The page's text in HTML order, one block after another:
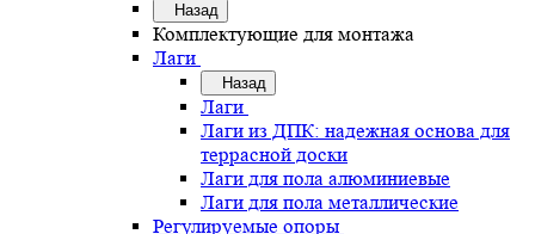
Назад
Комплектующие для монтажа
Лаги
Назад
Лаги
Лаги из ДПК: надежная основа для
террасной доски
Лаги для пола алюминиевые
Лаги для пола металлические
Регулируемые опоры